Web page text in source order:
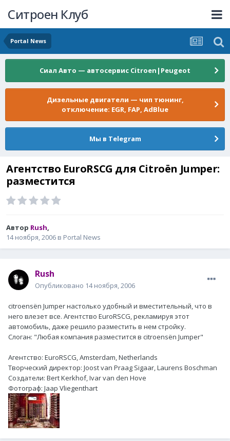
Ситроен Клуб
Portal News
Сиал Авто — автосервис Citroen|Peugeot
Дизельные двигатели — чип тюнинг,
отключение: EGR, FAP, AdBlue
Мы в Telegram
Агентство EuroRSCG для Citroën Jumper:
разместится
Автор Rush,
14 ноября, 2006 в Portal News
Rush
Опубликовано 14 ноября, 2006
citroensën Jumper настолько удобный и вместительный, что в
него влезет все. Агентство EuroRSCG, рекламируя этот
автомобиль, даже решило разместить в нем стройку.
Слоган: "Любая компания разместится в citroensën Jumper"
Агентство: EuroRSCG, Amsterdam, Netherlands
Творческий директор: Joost van Praag Sigaar, Laurens Boschman
Создатели: Bert Kerkhof, Ivar van den Hove
Фотограф: Jaap Vliegenthart